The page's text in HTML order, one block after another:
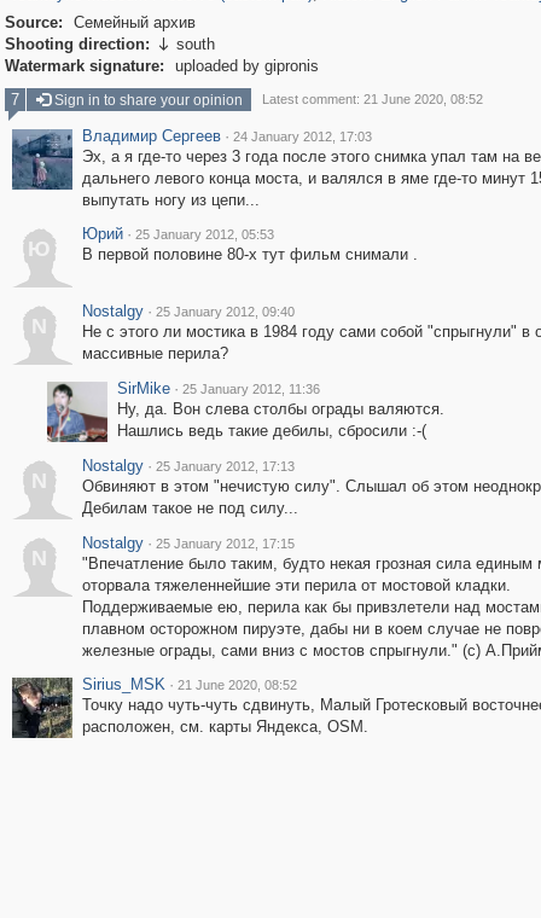
Source:
Семейный архив
Shooting direction:  south
Watermark signature:
uploaded by gipronis
7
Sign in to share your opinion Latest comment: 21 June 2020, 08:52
Владимир Сергеев · 24 January 2012, 17:03
Эх, а я где-то через 3 года после этого снимка упал там на
дальнего левого конца моста, и валялся в яме где-то минут
выпутать ногу из цепи...
Ю
Юрий · 25 January 2012, 05:53
В первой половине 80-х тут фильм снимали .
N
Nostalgy · 25 January 2012, 09:40
Не с этого ли мостика в 1984 году сами собой "спрыгнули" в
массивные перила?
SirMike · 25 January 2012, 11:36
Ну, да. Вон слева столбы ограды валяются.
Нашлись ведь такие дебилы, сбросили :-(
N
Nostalgy · 25 January 2012, 17:13
Обвиняют в этом "нечистую силу". Слышал об этом
Дебилам такое не под силу...
N
Nostalgy · 25 January 2012, 17:15
"Впечатление было таким, будто некая грозная сила единым
оторвала тяжеленнейшие эти перила от мостовой кладки.
Поддерживаемые ею, перила как бы привзлетели над
плавном осторожном пируэте, дабы ни в коем случае не
железные ограды, сами вниз с мостов спрыгнули." (с)
Sirius_MSK · 21 June 2020, 08:52
Точку надо чуть-чуть сдвинуть, Малый Гротесковый
расположен, см. карты Яндекса, OSM.